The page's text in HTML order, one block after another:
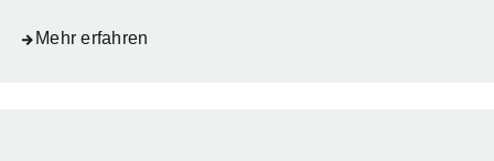
Mehr erfahren